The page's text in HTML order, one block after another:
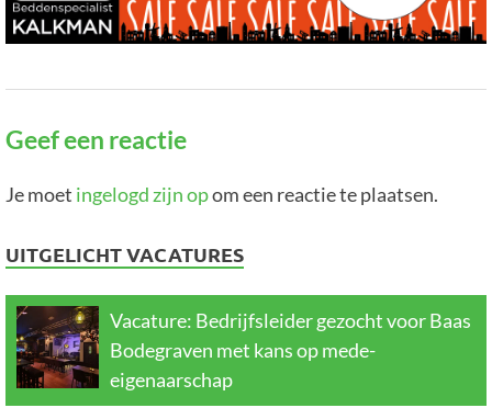
Geef een reactie
Je moet ingelogd zijn opom een reactie te plaatsen.
UITGELICHT VACATURES
Vacature: Bedrijfsleider gezocht voor Baas
Bodegraven met kans op mede-
eigenaarschap